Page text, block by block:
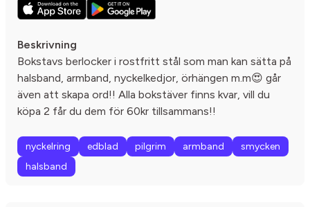
Beskrivning
Bokstavs berlocker i rostfritt stål som man kan sätta på
halsband, armband, nyckelkedjor, örhängen m.m😍 går
även att skapa ord!! Alla bokstäver finns kvar, vill du
köpa 2 får du dem för 60kr tillsammans!!
nyckelring edblad pilgrim armband
smycken
halsband